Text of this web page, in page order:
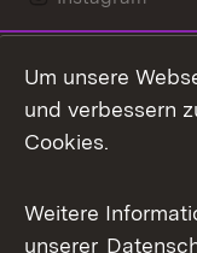
Mastodon
Messenger
Social Wall
Um unsere
und verbessern
Cookies.
Weitere
unserer